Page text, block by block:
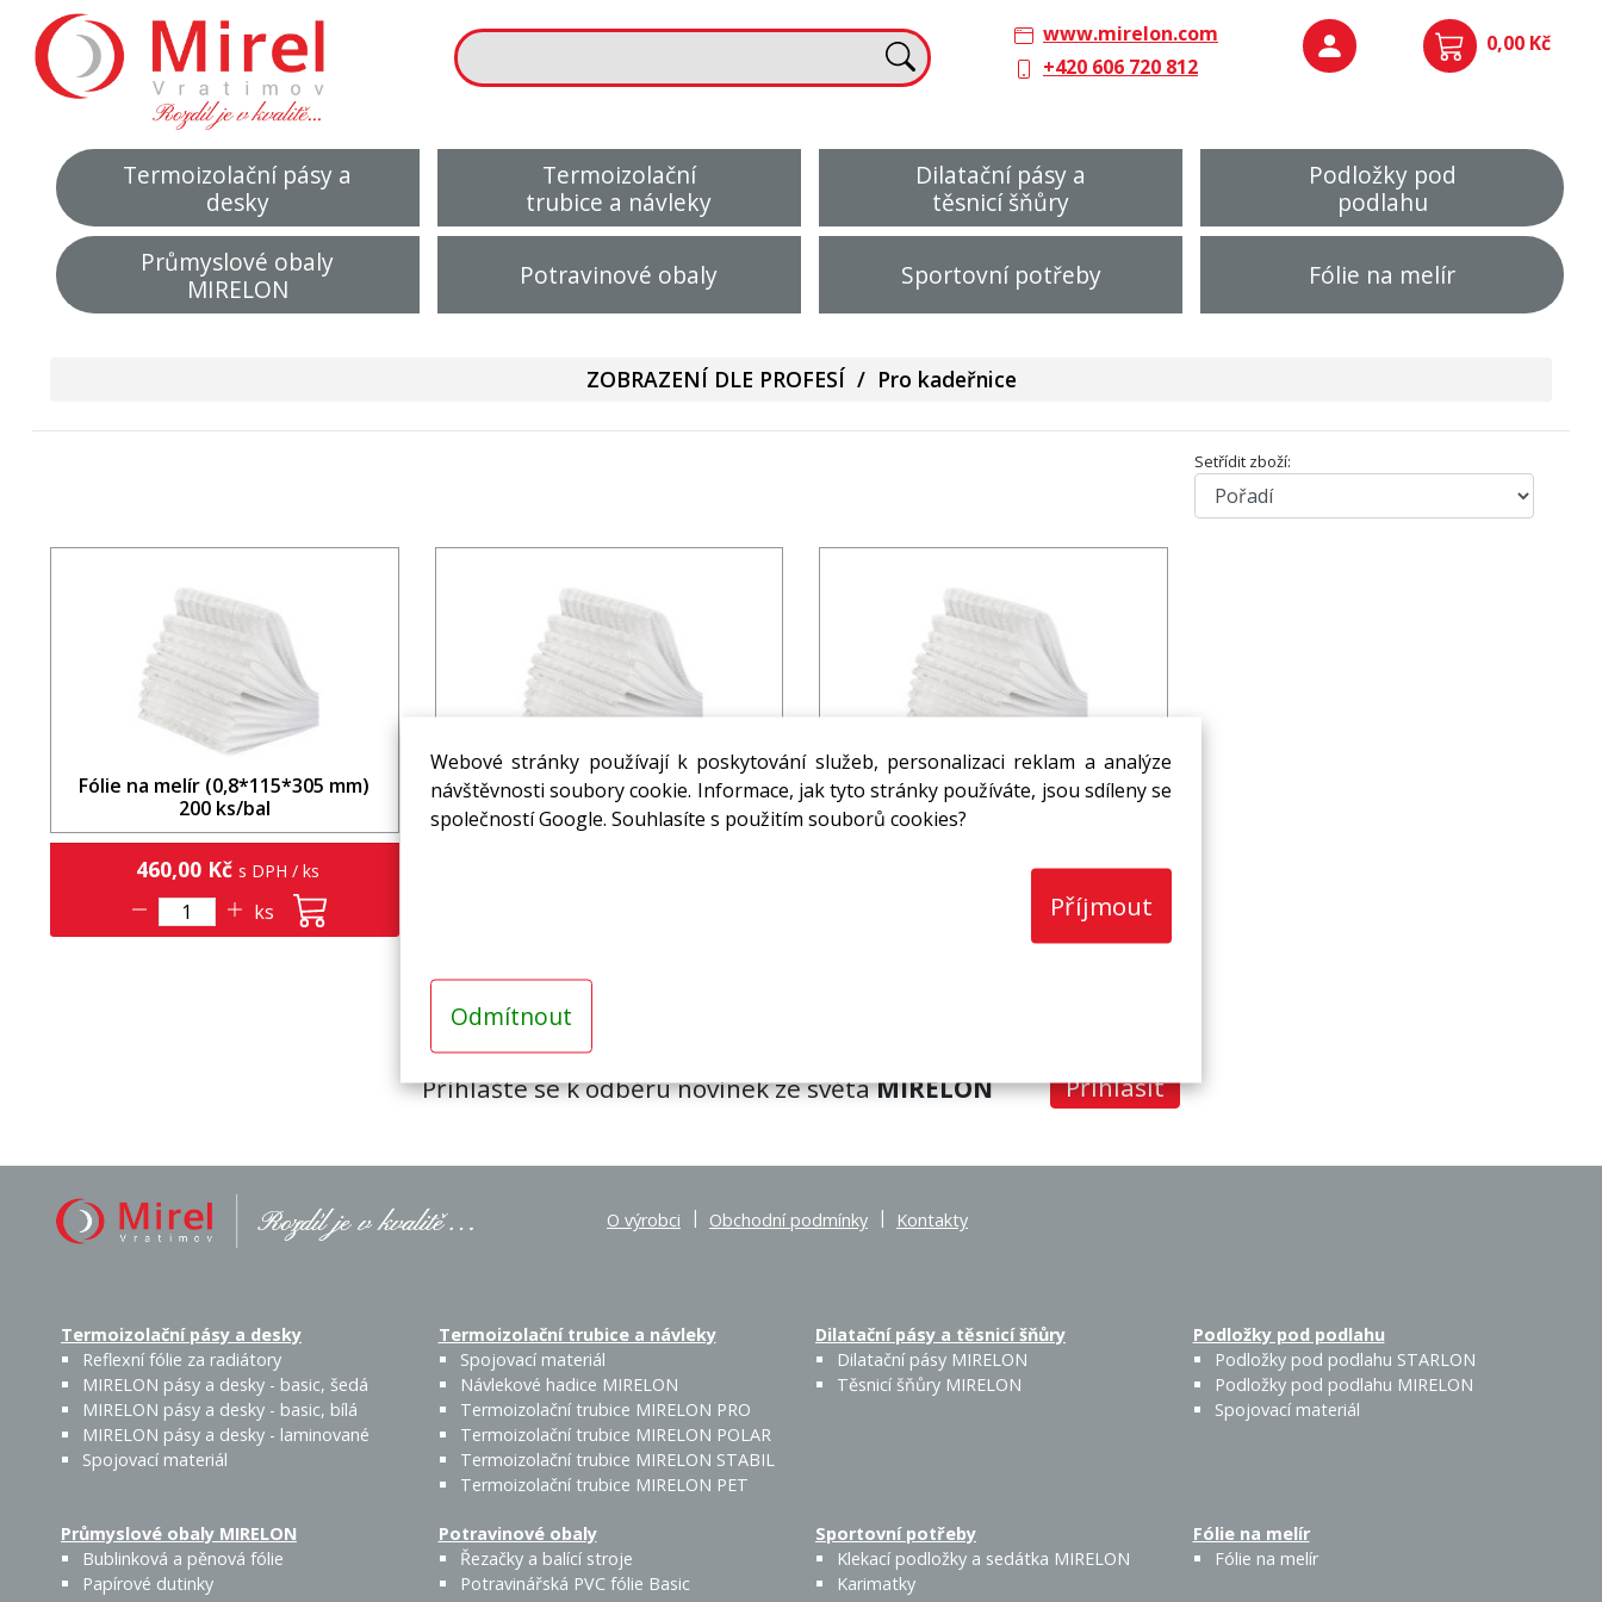
Webové stránky používají k poskytování služeb, personalizaci reklam a analýze
návštěvnosti soubory cookie. Informace, jak tyto stránky používáte, jsou sdíleny se
společností Google. Souhlasíte s použitím souborů cookies?
Příjmout
Odmítnout
www.mirelon.com
+420 606 720 812
0,00 Kč
Termoizolační pásy a
desky
Termoizolační
trubice a návleky
Dilatační pásy a
těsnicí šňůry
Podložky pod
podlahu
Průmyslové obaly
MIRELON
Potravinové obaly Sportovní potřeby Fólie na melír
ZOBRAZENÍ DLE PROFESÍ/ Pro kadeřnice
Setřídit zboží:
Fólie na melír (0,8*115*305 mm)
200 ks/bal
460,00 Kč s DPH / ks
ks
Fólie na melír (0,8*115*305 mm)
400 ks/bal
Fólie na melír (0,8*115*305 mm)
600 ks/bal
s DPH / ks
Přihlašte se k odběru novinek ze světaMIRELON Přihlásit
O výrobci | Obchodní podmínky | Kontakty
Termoizolační pásy a desky
Reflexní fólie za radiátory
MIRELON pásy a desky - basic, šedá
MIRELON pásy a desky - basic, bílá
MIRELON pásy a desky - laminované
Spojovací materiál
Termoizolační trubice a návleky
Spojovací materiál
Návlekové hadice MIRELON
Termoizolační trubice MIRELON PRO
Termoizolační trubice MIRELON POLAR
Termoizolační trubice MIRELON STABIL
Termoizolační trubice MIRELON PET
Dilatační pásy a těsnicí šňůry
Dilatační pásy MIRELON
Těsnicí šňůry MIRELON
Podložky pod podlahu
Podložky pod podlahu STARLON
Podložky pod podlahu MIRELON
Spojovací materiál
Průmyslové obaly MIRELON
Bublinková a pěnová fólie
Papírové dutinky
Potravinové obaly
Řezačky a balící stroje
Potravinářská PVC fólie Basic
Sportovní potřeby
Klekací podložky a sedátka MIRELON
Karimatky
Fólie na melír
Fólie na melír